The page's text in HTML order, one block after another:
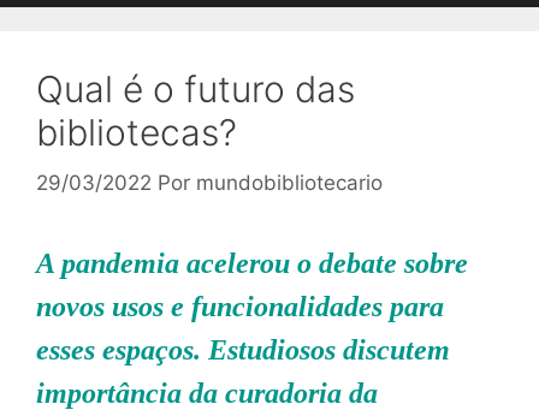
Qual é o futuro das
bibliotecas?
29/03/2022 Por mundobibliotecario
A pandemia acelerou o debate sobre
novos usos e funcionalidades para
esses espaços. Estudiosos discutem
importância da curadoria da